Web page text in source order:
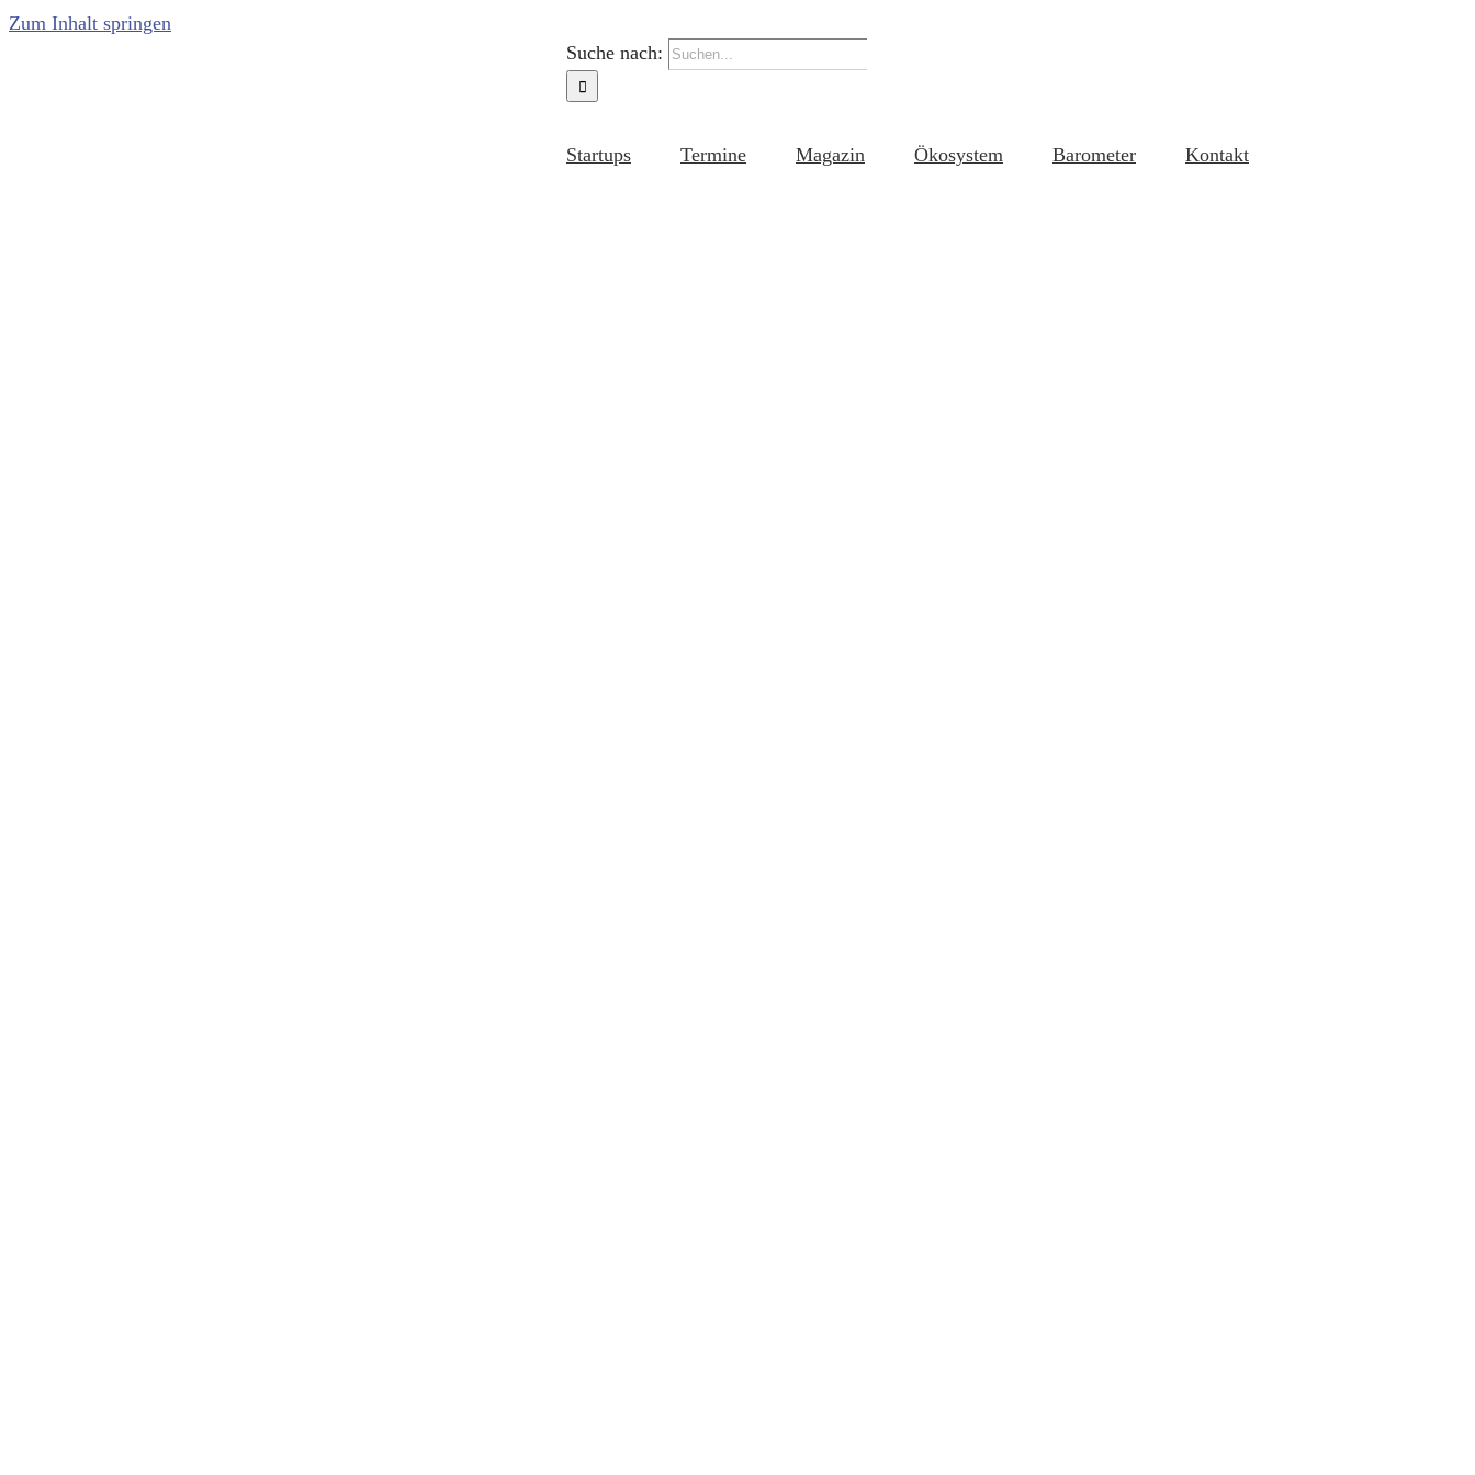
Zum Inhalt springen
Suche nach:
Startups Termine Magazin Ökosystem Barometer Kontakt